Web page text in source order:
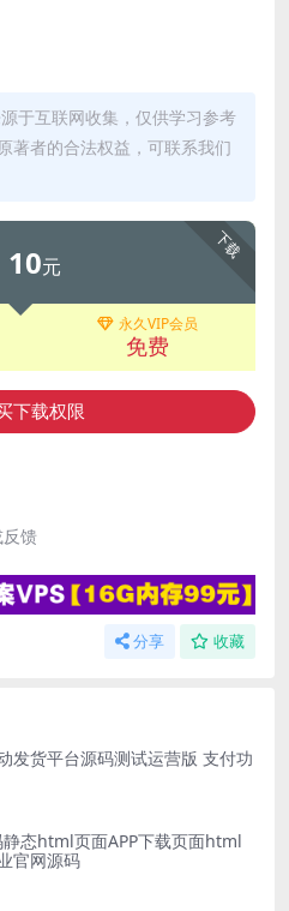
于互联网收集，仅供学习参考
著者的合法权益，可联系我们
下载
10元
永久VIP会员
免费
下载权限
馈
分享 收藏
发货平台源码测试运营版 支付功
态html页面APP下载页面html
官网源码